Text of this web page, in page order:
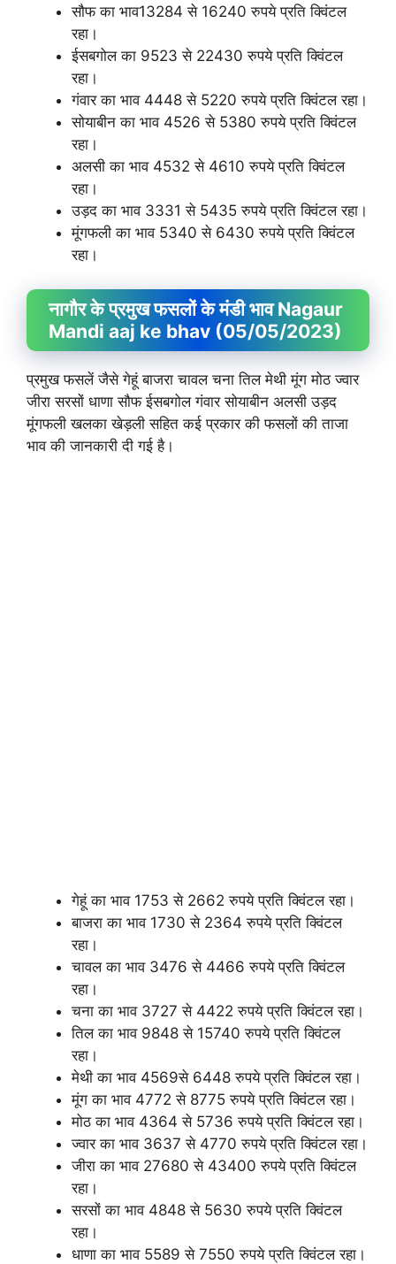
सौफ का भाव13284 से 16240 रुपये प्रति क्विंटल
रहा।
ईसबगोल का 9523 से 22430 रुपये प्रति क्विंटल
रहा।
गंवार का भाव 4448 से 5220 रुपये प्रति क्विंटल रहा।
सोयाबीन का भाव 4526 से 5380 रुपये प्रति क्विंटल
रहा।
अलसी का भाव 4532 से 4610 रुपये प्रति क्विंटल
रहा।
उड़द का भाव 3331 से 5435 रुपये प्रति क्विंटल रहा।
मूंगफली का भाव 5340 से 6430 रुपये प्रति क्विंटल
रहा।
नागौर के प्रमुख फसलों के मंडी भाव Nagaur
Mandi aaj ke bhav (05/05/2023)
प्रमुख फसलें जैसे गेहूं बाजरा चावल चना तिल मेथी मूंग मोठ ज्वार
जीरा सरसों धाणा सौफ ईसबगोल गंवार सोयाबीन अलसी उड़द
मूंगफली खलका खेड़ली सहित कई प्रकार की फसलों की ताजा
भाव की जानकारी दी गई है।
गेहूं का भाव 1753 से 2662 रुपये प्रति क्विंटल रहा।
बाजरा का भाव 1730 से 2364 रुपये प्रति क्विंटल
रहा।
चावल का भाव 3476 से 4466 रुपये प्रति क्विंटल
रहा।
चना का भाव 3727 से 4422 रुपये प्रति क्विंटल रहा।
तिल का भाव 9848 से 15740 रुपये प्रति क्विंटल
रहा।
मेथी का भाव 4569से 6448 रुपये प्रति क्विंटल रहा।
मूंग का भाव 4772 से 8775 रुपये प्रति क्विंटल रहा।
मोठ का भाव 4364 से 5736 रुपये प्रति क्विंटल रहा।
ज्वार का भाव 3637 से 4770 रुपये प्रति क्विंटल रहा।
जीरा का भाव 27680 से 43400 रुपये प्रति क्विंटल
रहा।
सरसों का भाव 4848 से 5630 रुपये प्रति क्विंटल
रहा।
धाणा का भाव 5589 से 7550 रुपये प्रति क्विंटल रहा।